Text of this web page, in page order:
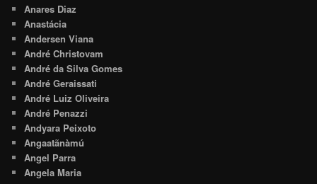
Anares Diaz
Anastácia
Andersen Viana
André Christovam
André da Silva Gomes
André Geraissati
André Luiz Oliveira
André Penazzi
Andyara Peixoto
Angaatãnàmú
Angel Parra
Angela Maria